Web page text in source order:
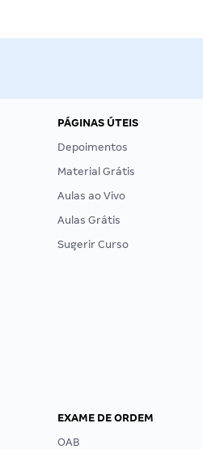
PÁGINAS ÚTEIS
Depoimentos
Material Grátis
Aulas ao Vivo
Aulas Grátis
Sugerir Curso
EXAME DE ORDEM
OAB